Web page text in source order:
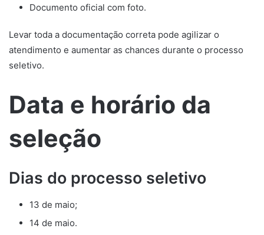
Documento oficial com foto.
Levar toda a documentação correta pode agilizar o
atendimento e aumentar as chances durante o processo
seletivo.
Data e horário da
seleção
Dias do processo seletivo
13 de maio;
14 de maio.